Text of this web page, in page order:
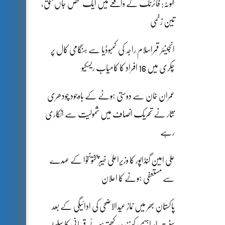
کہوٹہ: فائرنگ کے واقعے میں ایک شخص جاں بحق،
تین زخمی
انجینئر قمراسلام راجہ کی کمبوڈیا سے ہنگامی کال پر
چکری میں 16 افراد کا کامیاب ریسکیو
عمران خان سے دوستی ہونے کے باوجود چودھری
نثار نے تحریک انصاف میں شمولیت سے انکاری
رہے
علی امین گنڈاپور کا وزیراعلیٰ خیبرپختونخوا کے عہدے
سے مستعفی ہونے کا اعلان
پاکستان بھر میں نمازِ عیدالاضحی کی ادائیگی کے بعد